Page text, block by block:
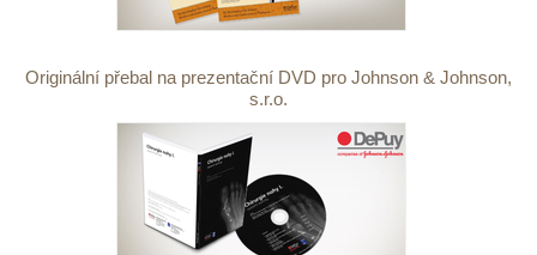
Originální přebal na prezentační DVD pro Johnson & Johnson,
s.r.o.